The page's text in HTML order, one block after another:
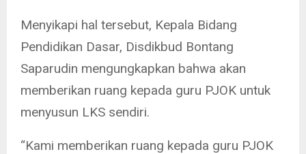
Menyikapi hal tersebut, Kepala Bidang
Pendidikan Dasar, Disdikbud Bontang
Saparudin mengungkapkan bahwa akan
memberikan ruang kepada guru PJOK untuk
menyusun LKS sendiri.
“Kami memberikan ruang kepada guru PJOK